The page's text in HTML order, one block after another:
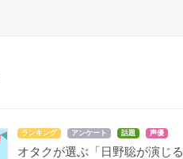
ランキング アンケート 話題 声優
オタクが選ぶ「日野聡が演じ